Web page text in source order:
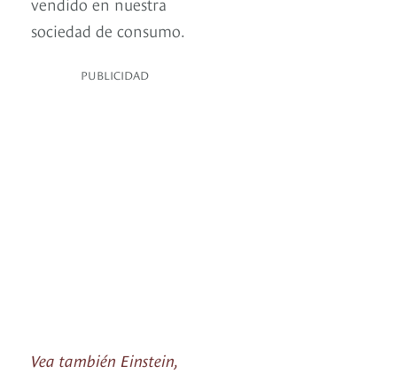
sociedad de consumo.
PUBLICIDAD
Vea también Einstein,